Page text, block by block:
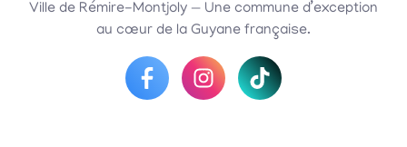
Ville de Rémire-Montjoly — Une commune d’exception
au cœur de la Guyane française.